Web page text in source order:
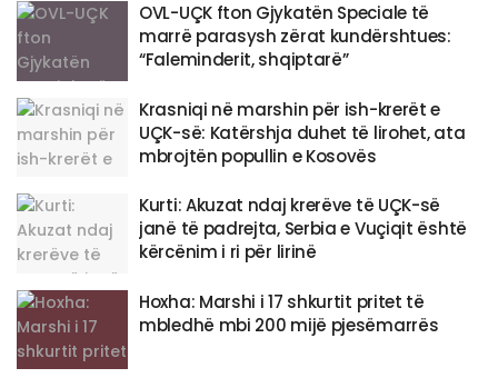
OVL-UÇK fton Gjykatën Speciale të
marrë parasysh zërat kundërshtues:
“Faleminderit, shqiptarë”
Krasniqi në marshin për ish-krerët e
UÇK-së: Katërshja duhet të lirohet, ata
mbrojtën popullin e Kosovës
Kurti: Akuzat ndaj krerëve të UÇK-së
janë të padrejta, Serbia e Vuçiqit është
kërcënim i ri për lirinë
Hoxha: Marshi i 17 shkurtit pritet të
mbledhë mbi 200 mijë pjesëmarrës